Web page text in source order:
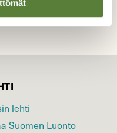
lehti
Suomen Luonto